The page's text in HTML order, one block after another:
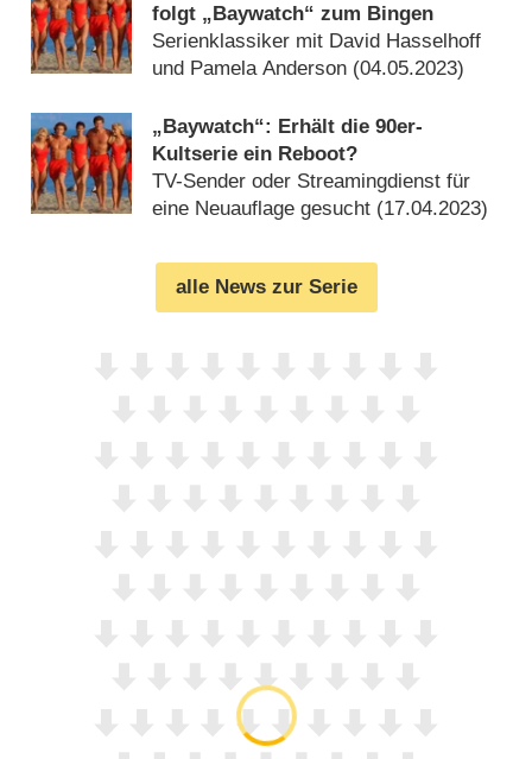
folgt „Baywatch“ zum Bingen
Serienklassiker mit David Hasselhoff
und Pamela Anderson (04.05.2023)
„Baywatch“: Erhält die 90er-
Kultserie ein Reboot?
TV-Sender oder Streamingdienst für
eine Neuauflage gesucht (17.04.2023)
alle News zur Serie